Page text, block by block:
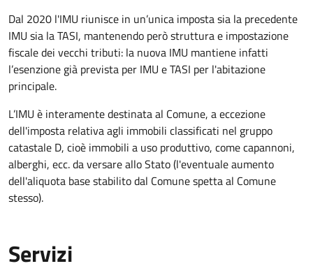
Dal 2020 l'IMU riunisce in un’unica imposta sia la precedente
IMU sia la TASI, mantenendo però struttura e impostazione
fiscale dei vecchi tributi: la nuova IMU mantiene infatti
l’esenzione già prevista per IMU e TASI per l'abitazione
principale.
L’IMU è interamente destinata al Comune, a eccezione
dell'imposta relativa agli immobili classificati nel gruppo
catastale D, cioè immobili a uso produttivo, come capannoni,
alberghi, ecc. da versare allo Stato (l'eventuale aumento
dell'aliquota base stabilito dal Comune spetta al Comune
stesso).
Servizi